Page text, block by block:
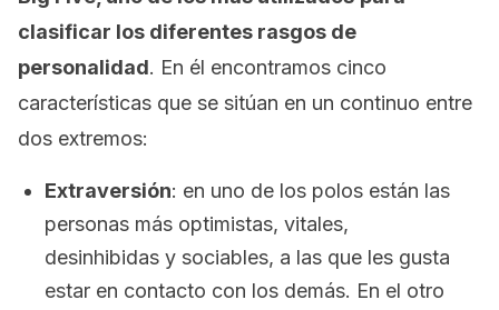
clasificar los diferentes rasgos de
personalidad. En él encontramos cinco
características que se sitúan en un continuo entre
dos extremos:
Extraversión: en uno de los polos están las
personas más optimistas, vitales,
desinhibidas y sociables, a las que les gusta
estar en contacto con los demás. En el otro